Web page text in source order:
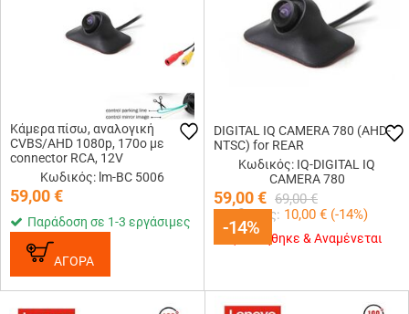
Κάμερα πίσω, αναλογική
CVBS/AHD 1080p, 170o με
connector RCA, 12V
Κωδικός: lm-BC 5006
59,00€
Παράδοση σε 1-3 εργάσιμες
ΑΓΟΡΑ
-14%
DIGITAL IQ CAMERA 780 (AHD-
NTSC) for REAR
Κωδικός: IQ-DIGITAL IQ
CAMERA 780
59,00€ 69,00 €
Κερδίζεις: 10,00 € (-14%)
-14%
Εξαντλήθηκε & Αναμένεται